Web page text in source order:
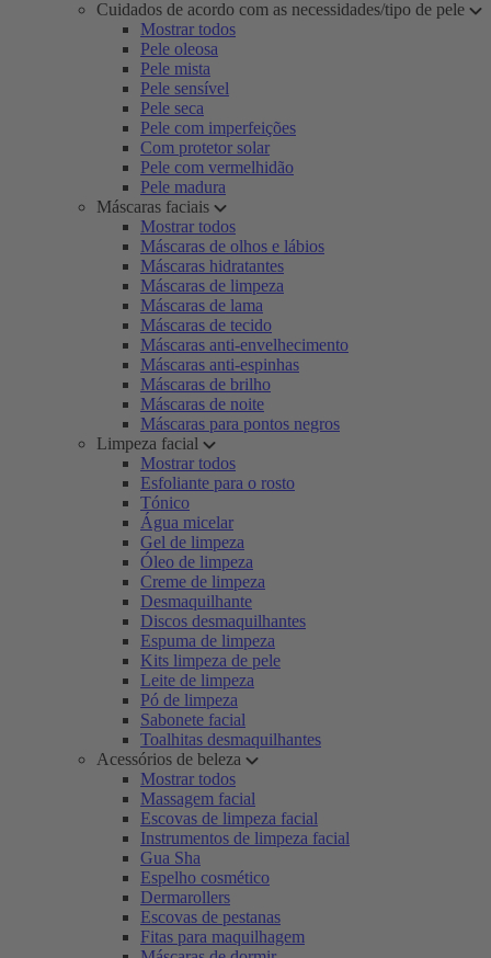
Cuidados de acordo com as necessidades/tipo de pele
Mostrar todos
Pele oleosa
Pele mista
Pele sensível
Pele seca
Pele com imperfeições
Com protetor solar
Pele com vermelhidão
Pele madura
Máscaras faciais
Mostrar todos
Máscaras de olhos e lábios
Máscaras hidratantes
Máscaras de limpeza
Máscaras de lama
Máscaras de tecido
Máscaras anti-envelhecimento
Máscaras anti-espinhas
Máscaras de brilho
Máscaras de noite
Máscaras para pontos negros
Limpeza facial
Mostrar todos
Esfoliante para o rosto
Tónico
Água micelar
Gel de limpeza
Óleo de limpeza
Creme de limpeza
Desmaquilhante
Discos desmaquilhantes
Espuma de limpeza
Kits limpeza de pele
Leite de limpeza
Pó de limpeza
Sabonete facial
Toalhitas desmaquilhantes
Acessórios de beleza
Mostrar todos
Massagem facial
Escovas de limpeza facial
Instrumentos de limpeza facial
Gua Sha
Espelho cosmético
Dermarollers
Escovas de pestanas
Fitas para maquilhagem